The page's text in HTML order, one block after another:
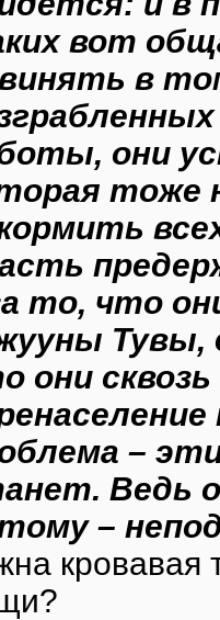
вот
в
они
тоже
то, что
Тувы,
они
–
Ведь
–
кровавая